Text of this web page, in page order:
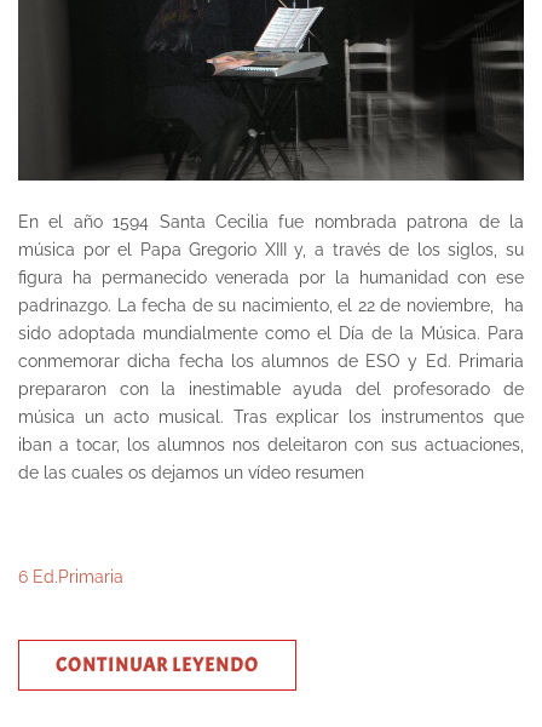
En el año 1594 Santa Cecilia fue nombrada patrona de la
música por el Papa Gregorio XIII y, a través de los siglos, su
figura ha permanecido venerada por la humanidad con ese
padrinazgo. La fecha de su nacimiento, el 22 de noviembre, ha
sido adoptada mundialmente como el Día de la Música. Para
conmemorar dicha fecha los alumnos de ESO y Ed. Primaria
prepararon con la inestimable ayuda del profesorado de
música un acto musical. Tras explicar los instrumentos que
iban a tocar, los alumnos nos deleitaron con sus actuaciones,
de las cuales os dejamos un vídeo resumen
6 Ed.Primaria
CONTINUAR LEYENDO